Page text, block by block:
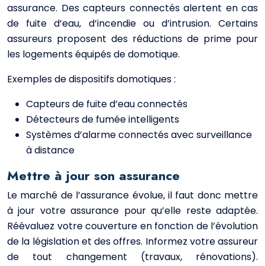
assurance. Des capteurs connectés alertent en cas
de fuite d’eau, d’incendie ou d’intrusion. Certains
assureurs proposent des réductions de prime pour
les logements équipés de domotique.
Exemples de dispositifs domotiques :
Capteurs de fuite d’eau connectés
Détecteurs de fumée intelligents
Systèmes d’alarme connectés avec surveillance
à distance
Mettre à jour son assurance
Le marché de l’assurance évolue, il faut donc mettre
à jour votre assurance pour qu’elle reste adaptée.
Réévaluez votre couverture en fonction de l’évolution
de la législation et des offres. Informez votre assureur
de tout changement (travaux, rénovations).